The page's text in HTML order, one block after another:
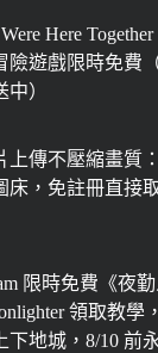
Here
險遊戲限時免費
中）
上傳不壓縮畫質
床，免註冊直接
限時免費《夜勤
領取教學
下地城，8/10 前